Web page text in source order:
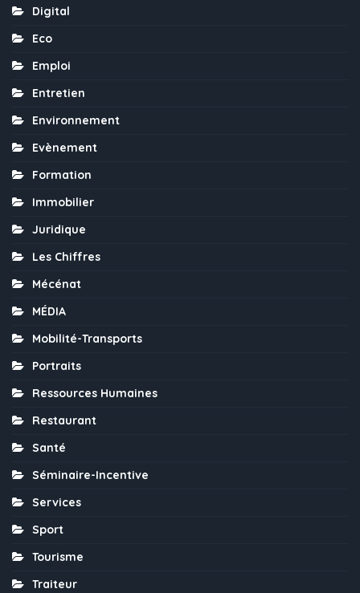
Digital
Eco
Emploi
Entretien
Environnement
Evènement
Formation
Immobilier
Juridique
Les Chiffres
Mécénat
MÉDIA
Mobilité-Transports
Portraits
Ressources Humaines
Restaurant
Santé
Séminaire-Incentive
Services
Sport
Tourisme
Traiteur